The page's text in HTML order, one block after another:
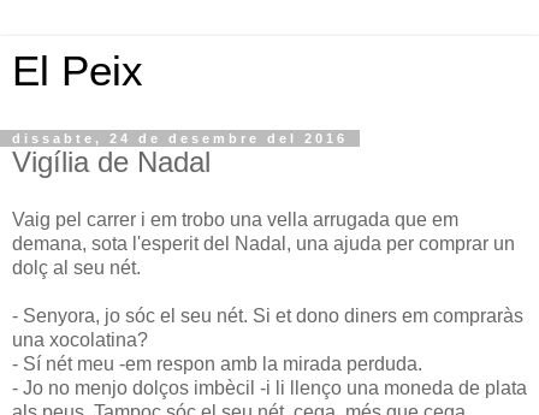
El Peix
dissabte, 24 de desembre del 2016
Vigília de Nadal
Vaig pel carrer i em trobo una vella arrugada que em
demana, sota l'esperit del Nadal, una ajuda per comprar un
dolç al seu nét.
- Senyora, jo sóc el seu nét. Si et dono diners em compraràs
una xocolatina?
- Sí nét meu -em respon amb la mirada perduda.
- Jo no menjo dolços imbècil -i li llenço una moneda de plata